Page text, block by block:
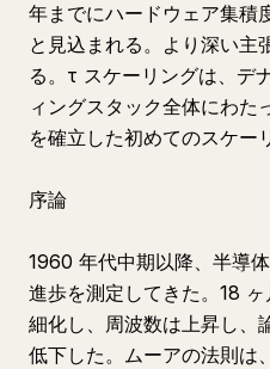
年までにハードウェア集積
と見込まれる。より深い主
る。τ スケーリングは、デ
ィングスタック全体にわた
を確立した初めてのスケー
序論
1960 年代中期以降、半導
進歩を測定してきた。18
細化し、周波数は上昇し、
低下した。ムーアの法則は